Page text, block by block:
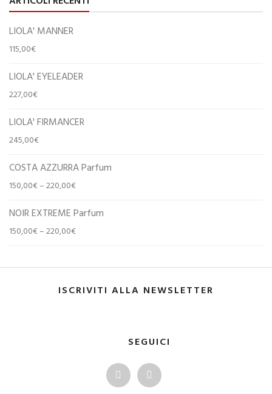
LIOLA' MANNER
115,00€
LIOLA' EYELEADER
227,00€
LIOLA' FIRMANCER
245,00€
COSTA AZZURRA Parfum
150,00€–220,00€
NOIR EXTREME Parfum
150,00€–220,00€
ISCRIVITI ALLA NEWSLETTER
SEGUICI